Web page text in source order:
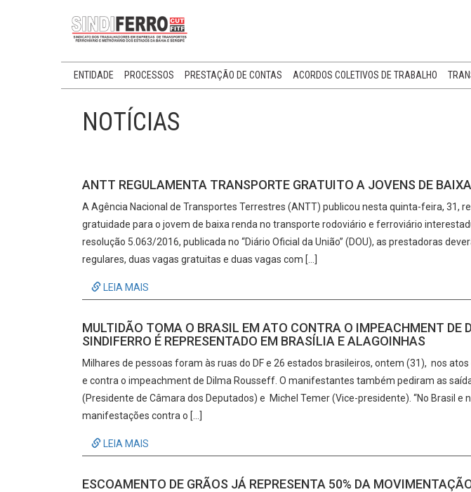
ENTIDADE PROCESSOS PRESTAÇÃO DE CONTAS ACORDOS COLETIVOS DE TRABALHO
NOTÍCIAS
ANTT REGULAMENTA TRANSPORTE GRATUITO A JOVENS DE
A Agência Nacional de Transportes Terrestres (ANTT) publicou nesta quinta-feira, 31,
gratuidade para o jovem de baixa renda no transporte rodoviário e ferroviário
resolução 5.063/2016, publicada no “Diário Oficial da União” (DOU), as prestadoras
regulares, duas vagas gratuitas e duas vagas com […]
LEIA MAIS
MULTIDÃO TOMA O BRASIL EM ATO CONTRA O IMPEACHMENT DE
SINDIFERRO É REPRESENTADO EM BRASÍLIA E ALAGOINHAS
Milhares de pessoas foram às ruas do DF e 26 estados brasileiros, ontem (31), nos
e contra o impeachment de Dilma Rousseff. O manifestantes também pediram as
(Presidente de Câmara dos Deputados) e Michel Temer (Vice-presidente). “No Brasil e
manifestações contra o […]
LEIA MAIS
ESCOAMENTO DE GRÃOS JÁ REPRESENTA 50% DA